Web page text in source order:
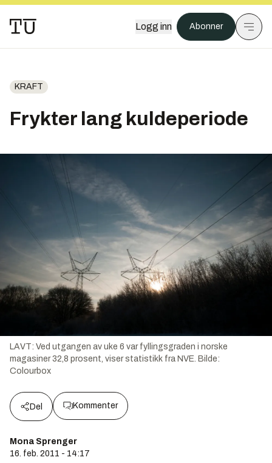
Logg inn Abonner
KRAFT
Frykter lang kuldeperiode
LAVT: Ved utgangen av uke 6 var fyllingsgraden i norske
magasiner 32,8 prosent, viser statistikk fra NVE. Bilde:
Colourbox
Del Kommenter
Mona Sprenger
16. feb. 2011 - 14:17